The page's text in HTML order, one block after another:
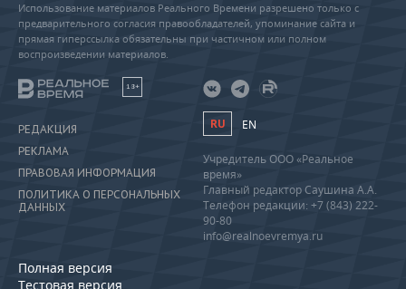
Использование материалов Реального Времени разрешено только с
предварительного согласия правообладателей, упоминание сайта и
прямая гиперссылка обязательны при частичном или полном
воспроизведении материалов.
18+
РЕДАКЦИЯ
РЕКЛАМА
ПРАВОВАЯ ИНФОРМАЦИЯ
ПОЛИТИКА О ПЕРСОНАЛЬНЫХ
ДАННЫХ
Полная версия
Тестовая версия
RU EN
Учредитель ООО «Реальное
время»
Главный редактор Саушина А.А.
Телефон редакции: +7 (843) 222-
90-80
info@realnoevremya.ru